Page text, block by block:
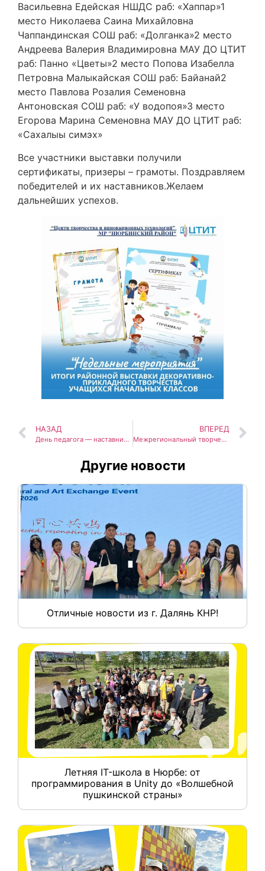
Васильевна Едейская НШДС раб: «Хаппар»1
место Николаева Саина Михайловна
Чаппандинская СОШ раб: «Долганка»2 место
Андреева Валерия Владимировна МАУ ДО ЦТИТ
раб: Панно «Цветы»2 место Попова Изабелла
Петровна Малыкайская СОШ раб: Байанай2
место Павлова Розалия Семеновна
Антоновская СОШ раб: «У водопоя»3 место
Егорова Марина Семеновна МАУ ДО ЦТИТ раб:
«Сахалыы симэх»
Все участники выставки получили
сертификаты, призеры – грамоты. Поздравляем
победителей и их наставников.Желаем
дальнейших успехов.
НАЗАД
День педагога — наставника!
ВПЕРЕД
Межрегиональный творческий конкурс «Весеннее вдохновение: магия 8 марта»
Другие новости
Отличные новости из г. Далянь КНР!
Летняя IT-школа в Нюрбе: от
программирования в Unity до «Волшебной
пушкинской страны»